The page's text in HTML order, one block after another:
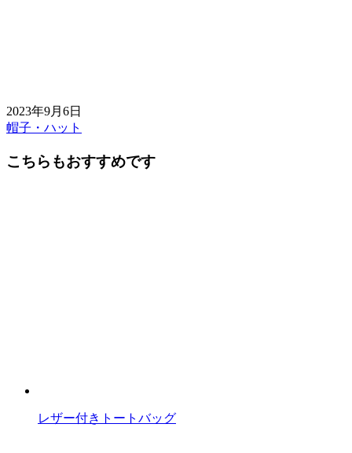
2023年9月6日
前
後
帽子・ハット
こちらもおすすめです
レザー付きトートバッグ